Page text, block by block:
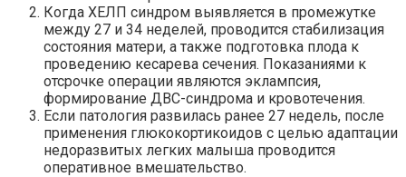
Когда ХЕЛП синдром выявляется в промежутке
между 27 и 34 неделей, проводится стабилизация
состояния матери, а также подготовка плода к
проведению кесарева сечения. Показаниями к
отсрочке операции являются эклампсия,
формирование ДВС-синдрома и кровотечения.
Если патология развилась ранее 27 недель, после
применения глюкокортикоидов с целью адаптации
недоразвитых легких малыша проводится
оперативное вмешательство.